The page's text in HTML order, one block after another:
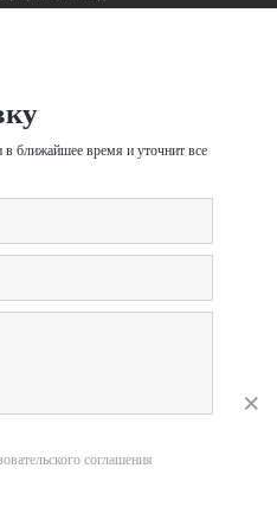
ближайшее время и уточнит все
соглашения